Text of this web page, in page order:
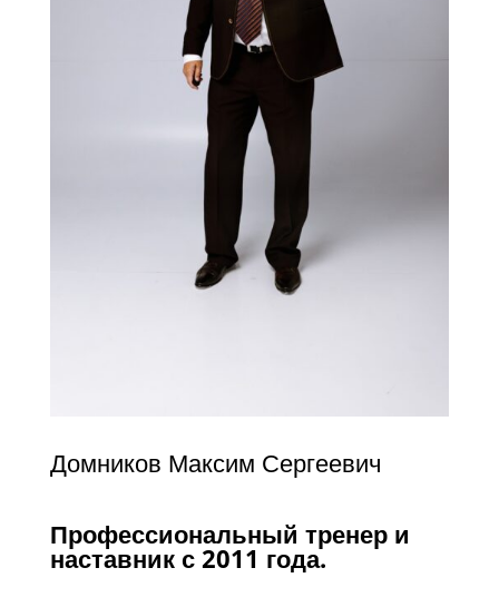
Домников Максим Сергеевич
Профессиональный тренер и
наставник с 2011 года.